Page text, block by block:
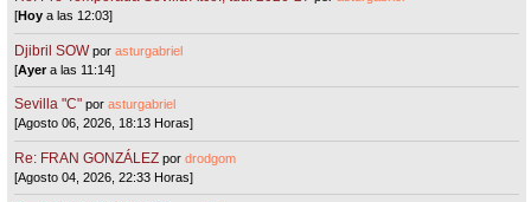
[Hoy a las 12:03]
Djibril SOW porasturgabriel
[Ayera las 11:14]
Sevilla "C"porasturgabriel
[Agosto 06, 2026, 18:13 Horas]
Re: FRAN GONZÁLEZ pordrodgom
[Agosto 04, 2026, 22:33 Horas]